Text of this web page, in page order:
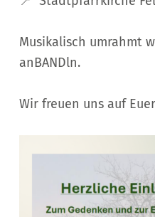
Musikalisch umrahmt
anBANDln.
Wir freuen uns auf